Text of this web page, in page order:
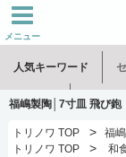
メニュー
人気キーワード
水谷和音 児玉修治
福嶋製陶│7寸皿 飛び鉋
トリノワ TOP >
福
トリノワ TOP
> 和